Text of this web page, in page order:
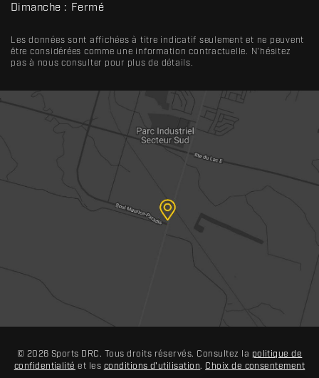
Dimanche : Fermé
Les données sont affichées à titre indicatif seulement et ne peuvent
être considérées comme une information contractuelle. N'hésitez
pas à nous consulter pour plus de détails.
© 2026 Sports DRC. Tous droits réservés. Consultez la politique de
confidentialité et les conditions d'utilisation. Choix de consentement